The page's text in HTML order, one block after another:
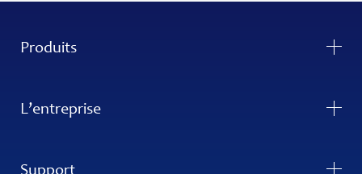
Produits
L’entreprise